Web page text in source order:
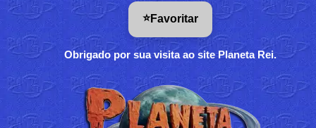
⭐Favoritar
Obrigado por sua visita ao site Planeta Rei.